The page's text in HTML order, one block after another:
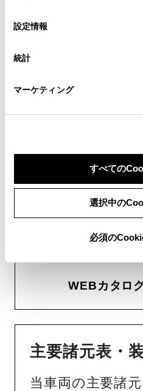
デバイスにすべてのCookie(ク
意したことになります。
設定の変更、同意を撤回した
「Cookie（クッキー）情報の取
設定情報
統計
マーケティング
すべての
選択中の
必須の
WEBカタ
WEBカタログ
当車両のWEBカ
WEBカタロ
主要諸元表・
当車両の主要諸